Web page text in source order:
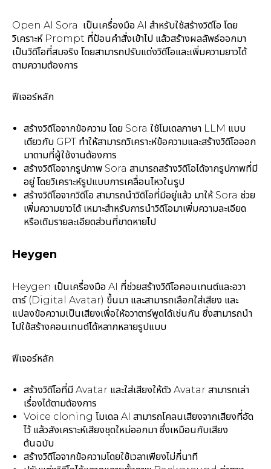
Open AI Sora เป็นเครื่องมือ AI สำหรับใช้สร้างวิดีโอ โดย
วิเคราะห์ Prompt ที่ป้อนคำสั่งเข้าไป แล้วสร้างผลลัพธ์ออกมา
เป็นวิดีโอที่สมจริง โดยสามารถปรับแต่งวิดีโอและเพิ่มความยาวได้
ตามความต้องการ
ฟีเจอร์หลัก
สร้างวิดีโอจากข้อความ โดย Sora ใช้โมเดลภาษา LLM แบบ
เดียวกับ GPT ทำให้สามารถวิเคราะห์ข้อความและสร้างวิดีโอออก
มาตามที่ผู้ใช้งานต้องการ
สร้างวิดีโอจากรูปภาพ Sora สามารถสร้างวิดีโอได้จากรูปภาพที่มี
อยู่ โดยวิเคราะห์รูปแบบการเคลื่อนไหวในรูป
สร้างวิดีโอจากวิดีโอ สามารถนำวิดิโอที่มีอยู่แล้ว มาให้ Sora ช่วย
เพิ่มความยาวได้ เหมาะสำหรับการนำวิดีโอมาเพิ่มความละเอียด
หรือเติมรายละเอียดส่วนที่ขาดหายไป
Heygen
Heygen เป็นเครื่องมือ AI ที่ช่วยสร้างวิดีโอคอนเทนต์และอวา
ตาร์ (Digital Avatar) ขึ้นมา และสามารถเลือกใส่เสียง และ
แปลงข้อความเป็นเสียงเพื่อให้อวาตาร์พูดได้เช่นกัน ซึ่งสามารถนำ
ไปใช้สร้างคอนเทนต์ได้หลากหลายรูปแบบ
ฟีเจอร์หลัก
สร้างวิดีโอที่มี Avatar และใส่เสียงให้ตัว Avatar สามารถเล่า
เรื่องได้ตามต้องการ
Voice cloning โมเดล AI สามารถโคลนเสียงจากเสียงที่อัด
ไว้ แล้วสังเคราะห์เสียงชุดใหม่ออกมา ซึ่งเหมือนกับเสียง
ต้นฉบับ
สร้างวิดีโอจากข้อความโดยใช้เวลาเพียงไม่กี่นาที